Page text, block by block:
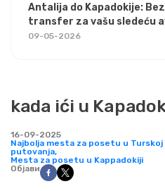
kada ići u
16-09-2025
Najbolja mesta za posetu u
putovanja,
Mesta za posetu u Kappadokiji
Објави
Antalija do Kapadokije:
transfer za vašu sledeću
09-05-2026